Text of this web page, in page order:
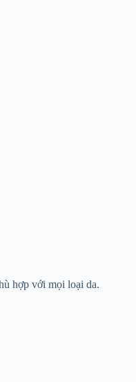
hợp với mọi loại da.